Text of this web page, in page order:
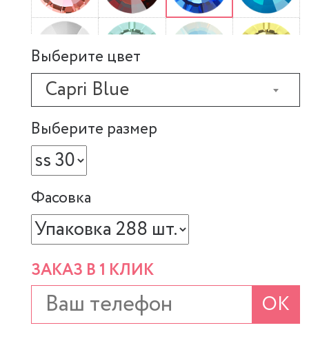
Выберите цвет
Capri Blue
Выберите размер
Фасовка
ЗАКАЗ В 1 КЛИК
ОК